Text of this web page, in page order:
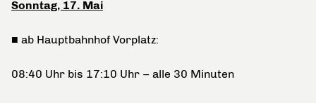
Sonntag, 17. Mai
■ ab Hauptbahnhof Vorplatz:
08:40 Uhr bis 17:10 Uhr – alle 30 Minuten